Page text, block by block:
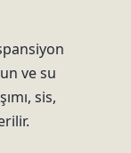
ve su
sis,